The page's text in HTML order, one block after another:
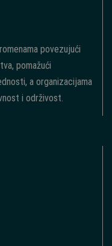
povezujući
pomažući
a organizacijama
i održivost.